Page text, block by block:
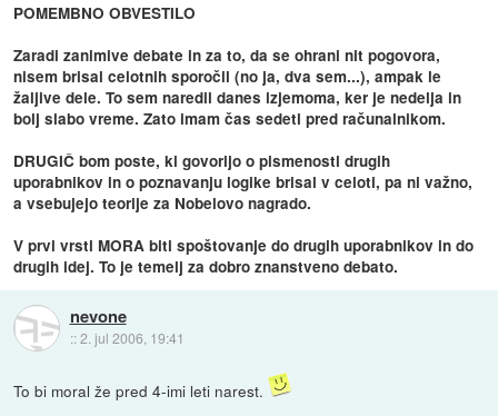
POMEMBNO OBVESTILO
Zaradi zanimive debate in za to, da se ohrani nit pogovora,
nisem brisal celotnih sporočil (no ja, dva sem...), ampak le
žaljive dele. To sem naredil danes izjemoma, ker je nedelja in
bolj slabo vreme. Zato imam čas sedeti pred računalnikom.
DRUGIČ bom poste, ki govorijo o pismenosti drugih
uporabnikov in o poznavanju logike brisal v celoti, pa ni važno,
a vsebujejo teorije za Nobelovo nagrado.
V prvi vrsti MORA biti spoštovanje do drugih uporabnikov in do
drugih idej. To je temelj za dobro znanstveno debato.
nevone
::2. jul 2006, 19:41
To bi moral že pred 4-imi leti narest.